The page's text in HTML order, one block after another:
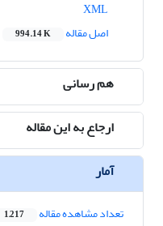
اصل مقاله
994.14 K
هم رسانی
ارجاع به این مقاله
آمار
تعداد مشاهده مقاله 1,217